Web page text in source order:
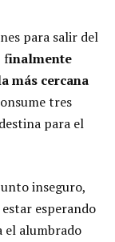
para salir del
finalmente
más cercana
tres
para el
inseguro,
esperando
el alumbrado